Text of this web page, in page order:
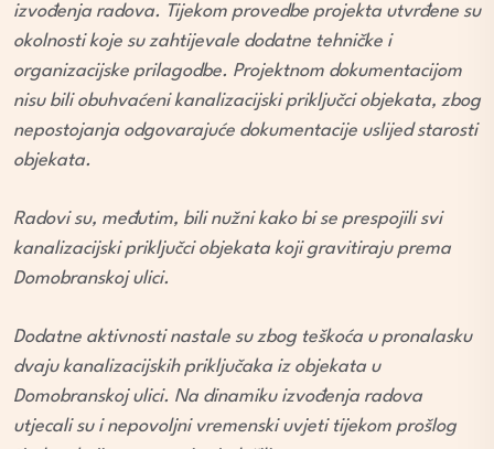
izvođenja radova. Tijekom provedbe projekta utvrđene su
okolnosti koje su zahtijevale dodatne tehničke i
organizacijske prilagodbe. Projektnom dokumentacijom
nisu bili obuhvaćeni kanalizacijski priključci objekata, zbog
nepostojanja odgovarajuće dokumentacije uslijed starosti
objekata.
Radovi su, međutim, bili nužni kako bi se prespojili svi
kanalizacijski priključci objekata koji gravitiraju prema
Domobranskoj ulici.
Dodatne aktivnosti nastale su zbog teškoća u pronalasku
dvaju kanalizacijskih priključaka iz objekata u
Domobranskoj ulici. Na dinamiku izvođenja radova
utjecali su i nepovoljni vremenski uvjeti tijekom prošlog